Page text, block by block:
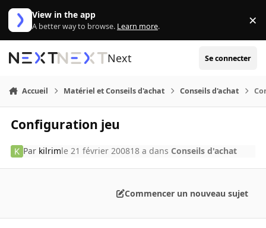
Aller au contenu
View in the app
A better way to browse. Learn more. ×
Next Se connecter
Accueil Matériel et Conseils d'achat Conseils d'achat
Configuration jeu
Par kilrimle 21 février 200818 a dans Conseils d'achat
Commencer un nouveau sujet